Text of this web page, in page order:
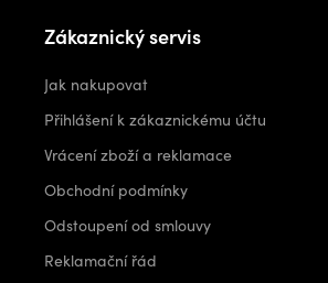
Zákaznický servis
Jak nakupovat
Přihlášení k zákaznickému účtu
Vrácení zboží a reklamace
Obchodní podmínky
Odstoupení od smlouvy
Reklamační řád